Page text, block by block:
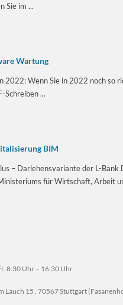
Sie im ...
Wartung
2022: Wenn Sie in 2022 noch so
Schreiben ...
BIM
– Darlehensvariante der L-
für Wirtschaft, Arbeit
8:30 Uhr – 16:30 Uhr
Lauch 15 , 70567 Stuttgart